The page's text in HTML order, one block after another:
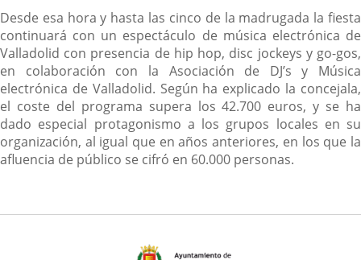
Desde esa hora y hasta las cinco de la madrugada la fiesta
continuará con un espectáculo de música electrónica de
Valladolid con presencia de hip hop, disc jockeys y go-gos,
en colaboración con la Asociación de DJ’s y Música
electrónica de Valladolid. Según ha explicado la concejala,
el coste del programa supera los 42.700 euros, y se ha
dado especial protagonismo a los grupos locales en su
organización, al igual que en años anteriores, en los que la
afluencia de público se cifró en 60.000 personas.